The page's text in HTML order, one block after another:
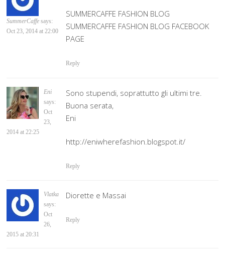
SummerCaffe says:
Oct 23, 2014 at 22:00
SUMMERCAFFE FASHION BLOG
SUMMERCAFFE FASHION BLOG FACEBOOK
PAGE
Reply
Eni
says:
Oct
23,
2014 at 22:25
Sono stupendi, soprattutto gli ultimi tre.
Buona serata,
Eni
http://eniwherefashion.blogspot.it/
Reply
Vlatka
says:
Oct
26,
2015 at 20:31
Diorette e Massai
Reply